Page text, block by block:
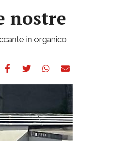
nostre
in organico